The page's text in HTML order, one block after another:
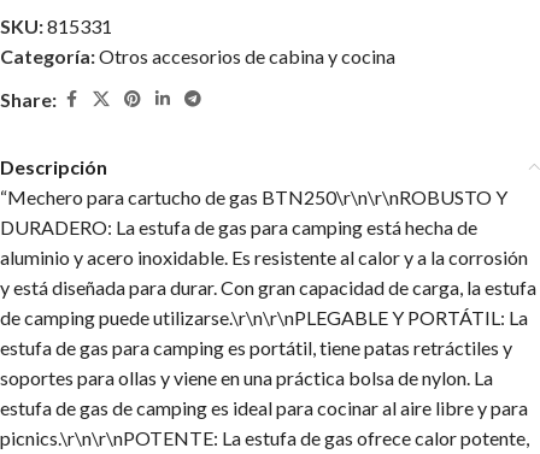
SKU:815331
Categoría:Otros accesorios de cabina y cocina
Share:
Descripción
“Mechero para cartucho de gas BTN250\r\n\r\nROBUSTO Y
DURADERO: La estufa de gas para camping está hecha de
aluminio y acero inoxidable. Es resistente al calor y a la corrosión
y está diseñada para durar. Con gran capacidad de carga, la estufa
de camping puede utilizarse.\r\n\r\nPLEGABLE Y PORTÁTIL: La
estufa de gas para camping es portátil, tiene patas retráctiles y
soportes para ollas y viene en una práctica bolsa de nylon. La
estufa de gas de camping es ideal para cocinar al aire libre y para
picnics.\r\n\r\nPOTENTE: La estufa de gas ofrece calor potente,